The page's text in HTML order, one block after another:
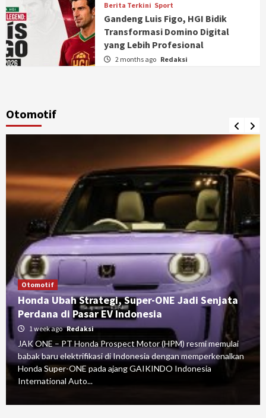
Berita Terkini Sport
Gandeng Luis Figo, HGI Bidik
Transformasi Domino Digital
yang Lebih Profesional
2 months ago Redaksi
Otomotif
Otomotif
Honda Ubah Strategi, Super-ONE Jadi Senjata
Perdana di Pasar EV Indonesia
1 week ago Redaksi
JAK ONE – PT Honda Prospect Motor (HPM) resmi memulai
babak baru elektrifikasi di Indonesia dengan memperkenalkan
Honda Super-ONE pada ajang GAIKINDO Indonesia
International Auto...